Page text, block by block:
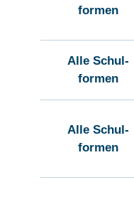
formen
Alle Schul-
formen
Alle Schul-
formen